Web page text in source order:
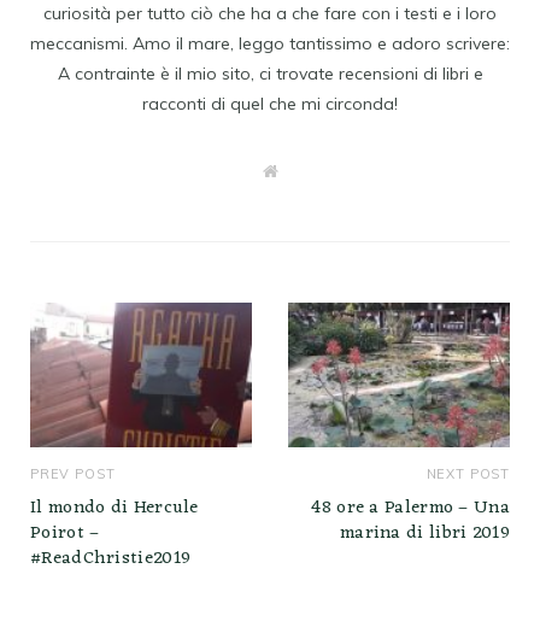
curiosità per tutto ciò che ha a che fare con i testi e i loro
meccanismi. Amo il mare, leggo tantissimo e adoro scrivere:
A contrainte è il mio sito, ci trovate recensioni di libri e
racconti di quel che mi circonda!
W
PREV POST
Il mondo di Hercule
Poirot –
#ReadChristie2019
NEXT POST
48 ore a Palermo – Una
marina di libri 2019